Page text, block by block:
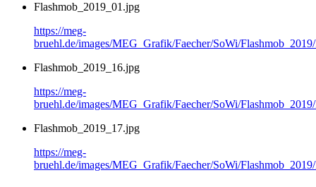
Flashmob_2019_01.jpg
https://meg-
bruehl.de/images/MEG_Grafik/Faecher/SoWi/
Flashmob_2019_16.jpg
https://meg-
bruehl.de/images/MEG_Grafik/Faecher/SoWi/
Flashmob_2019_17.jpg
https://meg-
bruehl.de/images/MEG_Grafik/Faecher/SoWi/